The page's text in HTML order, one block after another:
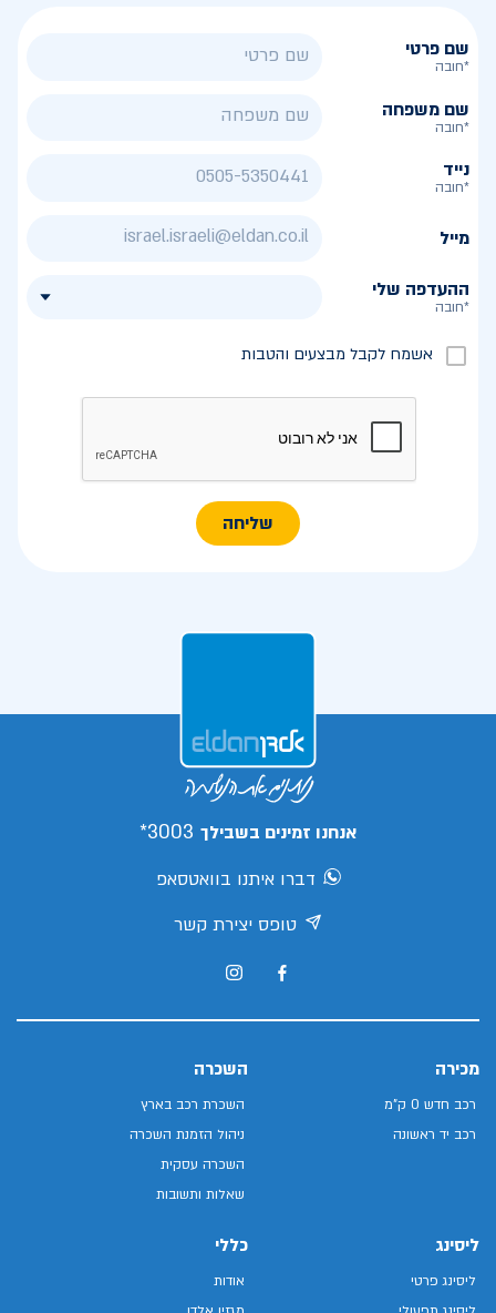
שם פרטי
*חובה
שם משפחה
*חובה
נייד
*חובה
מייל
ההעדפה שלי
*חובה
אשמח לקבל מבצעים והטבות
שליחה
אנחנו זמינים בשבילך 3003*
דברו איתנו בוואטסאפ
טופס יצירת קשר
מכירה
רכב חדש 0 ק"מ
רכב יד ראשונה
השכרה
השכרת רכב בארץ
ניהול הזמנת השכרה
השכרה עסקית
שאלות ותשובות
ליסינג
ליסינג פרטי
כללי
אודות